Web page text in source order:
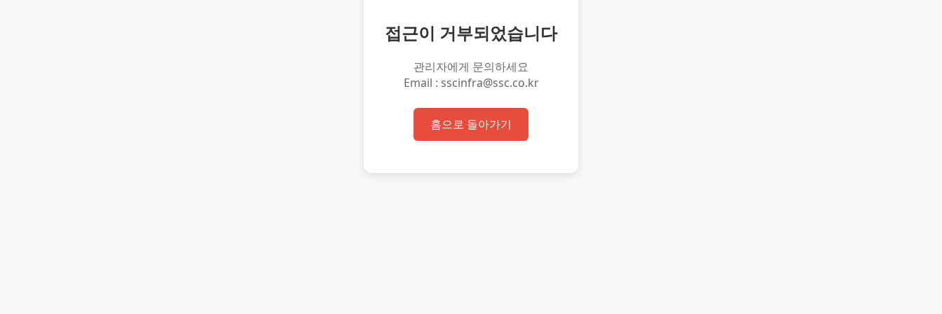
접근이 거부되었습니다
관리자에게 문의하세요
Email : sscinfra@ssc.co.kr
홈으로 돌아가기